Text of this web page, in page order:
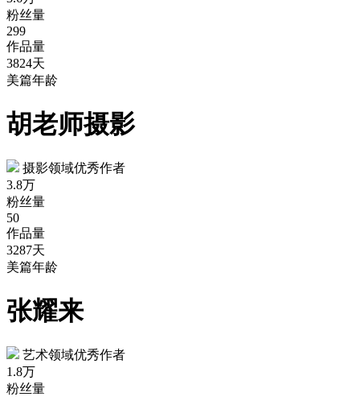
粉丝量
299
作品量
3824天
美篇年龄
胡老师摄影
摄影领域优秀作者
3.8万
粉丝量
50
作品量
3287天
美篇年龄
张耀来
艺术领域优秀作者
1.8万
粉丝量